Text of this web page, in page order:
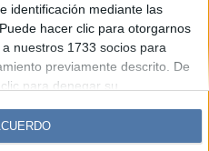
identificación mediante las
hacer clic para otorgarnos
nuestros 1733 socios para
previamente descrito. De
para denegar su
otorgar su consentimiento.
de sus datos